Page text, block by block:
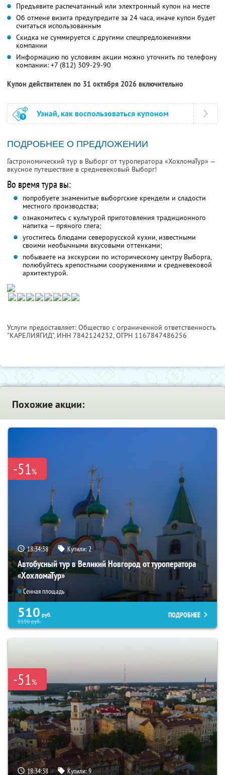
Предъявите распечатанный или электронный купон на месте
Об отмене визита предупредите за 24 часа, иначе купон будет
считаться использованным
Скидка не суммируется с другими спецпредложениями
компании
Информацию по условиям акции можно уточнить по телефону
компании: +7 (812) 309-29-90
Купон действителен по 31 октября 2026 включительно
Узнай, как воспользоваться купоном
ПОДРОБНЕЕ О ПРЕДЛОЖЕНИИ
Гастрономический тур в Выборг от туроператора «ХохломаТур» —
вкусное путешествие в средневековый Выборг!
Во время тура вы:
попробуете знаменитые выборгские крендели и сладости
местного производства;
ознакомитесь с культурой приготовления традиционного
напитка — пряного глега;
угоститесь блюдами северорусской кухни, известными
своими необычными вкусовыми оттенками;
побываете на экскурсии по историческому центру Выборга,
полюбуйтесь крепостными сооружениями и средневековой
архитектурой.
Услуги предоставляет: Общество с ограниченной ответственность
"КАРЕЛИЯГИД", ИНН 7842124232, ОГРН 1167847486256
Похожие акции:
-51%
18:34:37 Купили:2
Автобусный тур в Великий Новгород от туроператора
«ХохломаТур»
Сенная площадь
510 руб.
5190руб.
ПОДРОБНЕЕ
-51%
18:34:37 Купили:9